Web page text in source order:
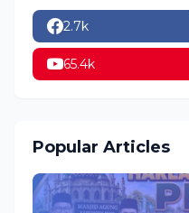
2.7k
65.4k
Popular Articles